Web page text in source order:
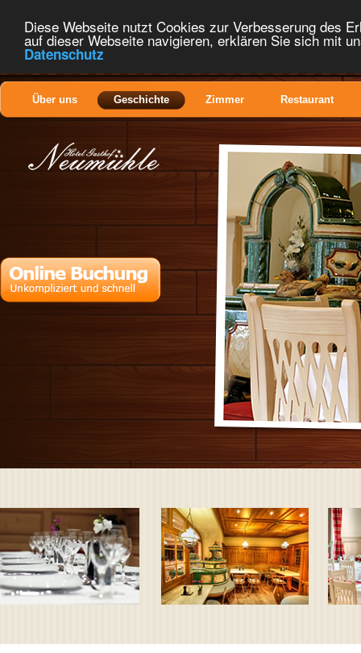
Diese Webseite nutzt Cookies zur Verbesserung des
auf dieser Webseite navigieren, erklären Sie sich mit
Datenschutz
Über uns Geschichte Zimmer Restaurant